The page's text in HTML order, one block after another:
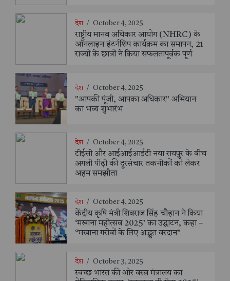
देश / October 4, 2025
राष्ट्रीय मानव अधिकार आयोग (NHRC) के
ऑनलाइन इंटर्नशिप कार्यक्रम का समापन, 21
राज्यों के छात्रों ने किया सफलतापूर्वक पूर्ण
देश / October 4, 2025
"आपकी पूंजी, आपका अधिकार" अभियान
का भव्य शुभारंभ
देश / October 4, 2025
टीईसी और आईआईआईटी नया रायपुर के बीच
अगली पीढ़ी की दूरसंचार तकनीकों को लेकर
अहम समझौता
देश / October 4, 2025
केंद्रीय कृषि मंत्री शिवराज सिंह चौहान ने किया
‘मखाना महोत्सव 2025’ का उद्घाटन, कहा –
“मखाना गरीबों के लिए अद्भुत वरदान”
देश / October 3, 2025
स्वच्छ भारत की ओर वस्त्र मंत्रालय का